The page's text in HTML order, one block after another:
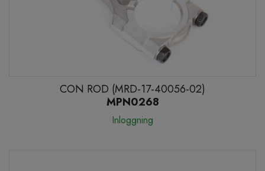
CON ROD (MRD-17-40056-02)
MPN0268
Inloggning